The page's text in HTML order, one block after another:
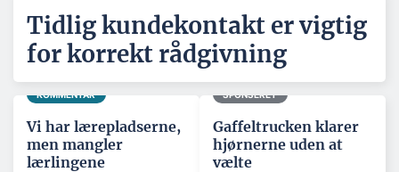
Tidlig kundekontakt er vigtig
for korrekt rådgivning
KOMMENTAR
Vi har lærepladserne,
men mangler
lærlingene
SPONSERET
Gaffeltrucken klarer
hjørnerne uden at
vælte